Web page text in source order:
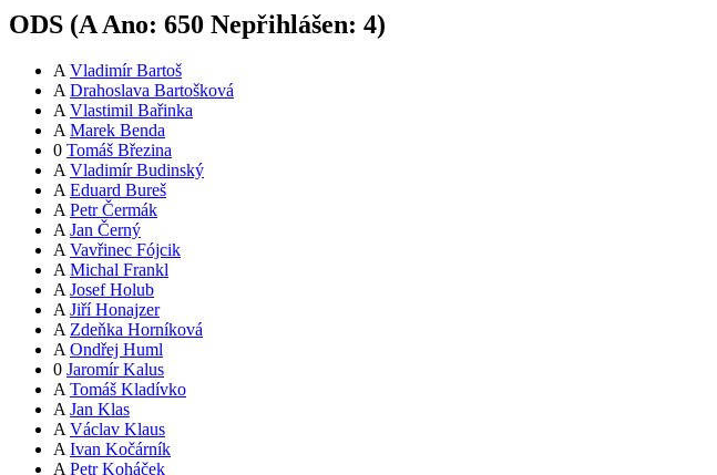
ODS (A Ano: 650 Nepřihlášen: 4)
A Vladimír Bartoš
A Drahoslava Bartošková
A Vlastimil Bařinka
A Marek Benda
0 Tomáš Březina
A Vladimír Budinský
A Eduard Bureš
A Petr Čermák
A Jan Černý
A Vavřinec Fójcik
A Michal Frankl
A Josef Holub
A Jiří Honajzer
A Zdeňka Horníková
A Ondřej Huml
0 Jaromír Kalus
A Tomáš Kladívko
A Jan Klas
A Václav Klaus
A Ivan Kočárník
A Petr Koháček